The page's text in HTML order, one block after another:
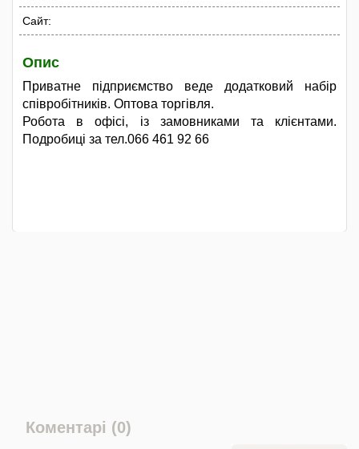
Сайт:
Опис
Приватне підприємство веде додатковий набір
співробітників. Оптова торгівля.
Робота в офісі, із замовниками та клієнтами.
Подробиці за тел.066 461 92 66
Коментарі (0)